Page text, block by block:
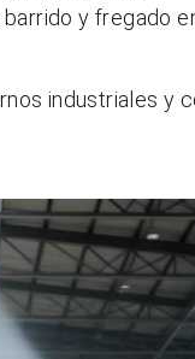
y fregado
industriales y